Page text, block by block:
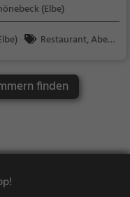
(Elbe)
Restaurant, Aben
finden